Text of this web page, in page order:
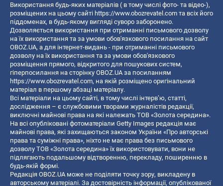
Використання будь-яких матеріалів ( в тому числі фото- та відео-),
розміщених на цьому сайті https://www.obozrevatel.com та всіх його
піддоменах, в будь-якому вигляді суворо заборонено.
Дозволяється використання при отриманні письмового дозволу
на їх використання та за умови обов'язкового посилання на сайт
OBOZ.UA, а для інтернет-видань - при отриманні письмового
дозволу на їх використання та за умови обов'язкового
розміщення прямого, відкритого для пошукових систем,
гіперпосилання на сторінку OBOZ.UA за посиланням
https://www.obozrevatel.com, на якій розміщено оригінальний
матеріал в першому абзаці матеріалу.
Всі матеріали на цьому сайті, в тому числі інтерв’ю, статті,
дослідження – є службовими творами журналістів редакції,
виключні майнові права на які належать ТОВ «Золота середина».
На всі опубліковані фотоматеріали Getty Images редакція має
майнові права, які захищаються законом України «Про авторські
права та суміжні права», ніхто не має права без письмового
дозволу ТОВ «Золота середина» їх використовувати, вони не
підлягають подальшому відтворенню, перекладу, поширенню в
будь-якій формі.
Редакція OBOZ.UA може не поділяти точку зору, викладену в
авторському матеріалі. За достовірність інформації, опублікованої